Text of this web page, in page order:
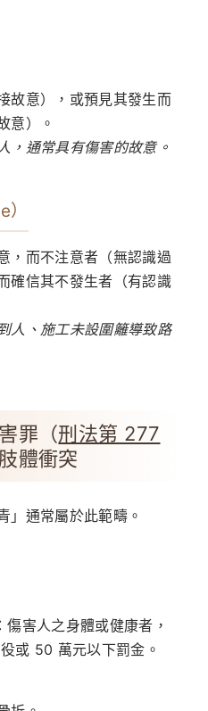
故意），或預見其發生而
意）。
，通常具有傷害的故意。
，而不注意者（無認識過
確信其不發生者（有認識
人、施工未設圍籬導致路
罪（刑法第 277
體衝突
」通常屬於此範疇。
害人之身體或健康者，
或 50 萬元以下罰金。